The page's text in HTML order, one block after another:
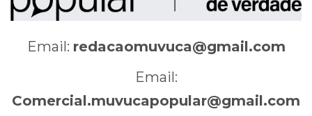
Email: redacaomuvuca@gmail.com
Email:
Comercial.muvucapopular@gmail.com